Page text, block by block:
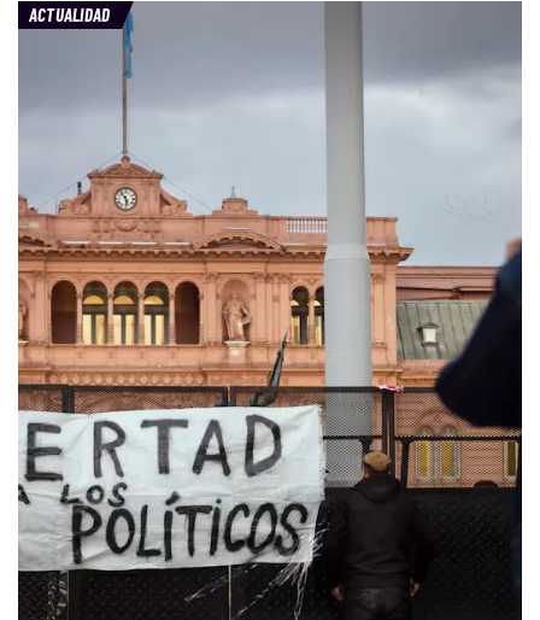
ACTUALIDAD